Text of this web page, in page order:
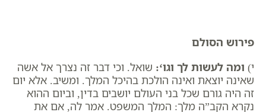
פירוש הסולם
י) ומה לעשות לך וגו‘: שואל. וכי דבר זה נצרך אל אשה
שאינה יוצאת ואינה הולכת בהיכל המלך. ומשיב. אלא יום
זה היה גורם שכל בני העולם יושבים בדין, ​וביום ההוא
נקרא הקב”ה מלך: המלך המשפט. אמר לה, אם את